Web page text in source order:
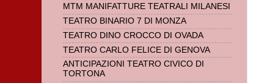
MTM MANIFATTURE TEATRALI MILANESI
TEATRO BINARIO 7 DI MONZA
TEATRO DINO CROCCO DI OVADA
TEATRO CARLO FELICE DI GENOVA
ANTICIPAZIONI TEATRO CIVICO DI
TORTONA